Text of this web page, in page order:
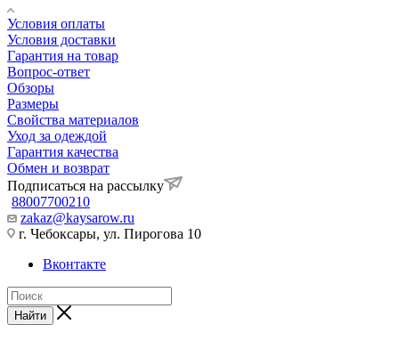
Условия оплаты
Условия доставки
Гарантия на товар
Вопрос-ответ
Обзоры
Размеры
Свойства материалов
Уход за одеждой
Гарантия качества
Обмен и возврат
Подписаться на рассылку
88007700210
zakaz@kaysarow.ru
г. Чебоксары, ул. Пирогова 10
Вконтакте
Найти